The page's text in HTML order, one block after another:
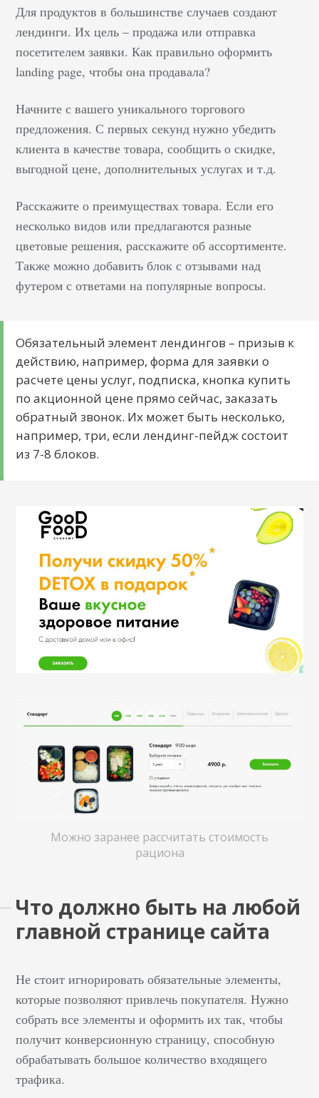
нормальное
техническое задание
на наполнение
главной. Многие
скажут: значит,
информировать. Но и
это не вполне
правильно. Задач
обычно несколько и
разными для главных
страниц разных
сайтов. Например:
если бизнес продает
для B2B и B2C, главная
направлять их в
разные разделы сайта;
на одностраничном
сайте с услугой
экстренной эвакуации
может содержаться
Для продуктов в большинстве случаев создают
лендинги. Их цель – продажа или отправка
посетителем заявки. Как правильно оформить
landing page, чтобы она продавала?
Начните с вашего уникального торгового
предложения. С первых секунд нужно убедить
клиента в качестве товара, сообщить о скидке,
выгодной цене, дополнительных услугах и т.д.
Расскажите о преимуществах товара. Если его
несколько видов или предлагаются разные
цветовые решения, расскажите об ассортименте.
Также можно добавить блок с отзывами над
футером с ответами на популярные вопросы.
Обязательный элемент лендингов – призыв к
действию, например, форма для заявки о
расчете цены услуг, подписка, кнопка купить
по акционной цене прямо сейчас, заказать
обратный звонок. Их может быть несколько,
например, три, если лендинг-пейдж состоит
из 7-8 блоков.
Можно заранее рассчитать стоимость
рациона
Что должно быть на любой
главной странице сайта
Не стоит игнорировать обязательные элементы,
которые позволяют привлечь покупателя. Нужно
собрать все элементы и оформить их так, чтобы
получит конверсионную страницу, способную
обрабатывать большое количество входящего
трафика.